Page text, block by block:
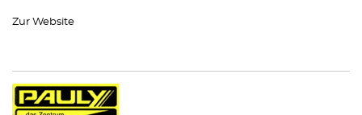
Zur Website